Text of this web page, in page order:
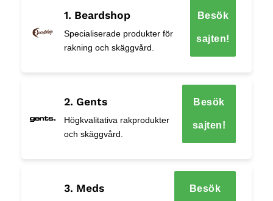
1. Beardshop
Specialiserade produkter för
rakning och skäggvård.
Besök
sajten!
2. Gents
Högkvalitativa rakprodukter
och skäggvård.
Besök
sajten!
3. Meds Besök